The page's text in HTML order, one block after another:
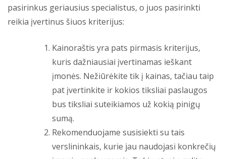
pasirinkus geriausius specialistus, o juos pasirinkti
reikia įvertinus šiuos kriterijus:
Kainoraštis yra pats pirmasis kriterijus,
kuris dažniausiai įvertinamas ieškant
įmonės. Nežiūrėkite tik į kainas, tačiau taip
pat įvertinkite ir kokios tiksliai paslaugos
bus tiksliai suteikiamos už kokią pinigų
sumą.
Rekomenduojame susisiekti su tais
verslininkais, kurie jau naudojasi konkrečių